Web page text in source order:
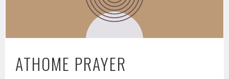
ATHOME PRAYER